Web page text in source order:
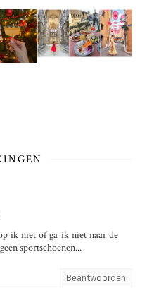
ik niet of ga ik niet naar de
sportschoenen...
Beantwoorden